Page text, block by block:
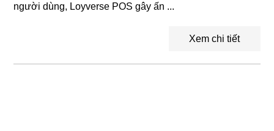
người dùng, Loyverse POS gây ấn ...
Xem chi tiết